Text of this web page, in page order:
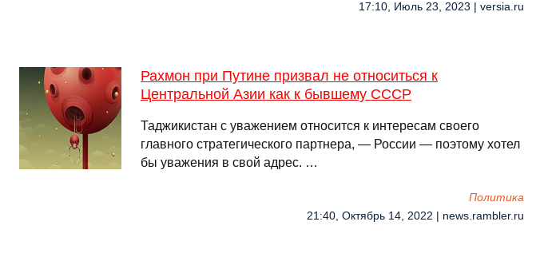
17:10, Июль 23, 2023 | versia.ru
Рахмон при Путине призвал не относиться к
Центральной Азии как к бывшему СССР
Таджикистан с уважением относится к интересам своего
главного стратегического партнера, — России — поэтому хотел
бы уважения в свой адрес. …
Политика
21:40, Октябрь 14, 2022 | news.rambler.ru